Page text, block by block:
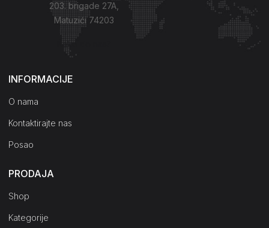
203. brigade 27A,
Matuzići 74203
Kako do nas?
INFORMACIJE
O nama
Kontaktirajte nas
Posao
PRODAJA
Shop
Kategorije